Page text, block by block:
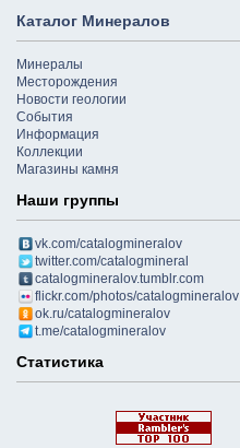
Каталог Минералов
Минералы
Месторождения
Новости геологии
События
Информация
Коллекции
Магазины камня
Наши группы
vk.com/catalogmineralov
twitter.com/catalogmineral
catalogmineralov.tumblr.com
flickr.com/photos/catalogmineralov
ok.ru/catalogmineralov
t.me/catalogmineralov
Статистика